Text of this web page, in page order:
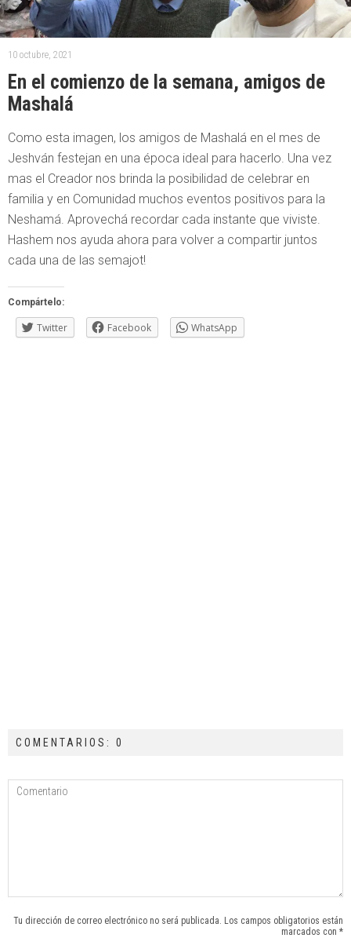
10 octubre, 2021
En el comienzo de la semana, amigos de
Mashalá
Como esta imagen, los amigos de Mashalá en el mes de
Jeshván festejan en una época ideal para hacerlo. Una vez
mas el Creador nos brinda la posibilidad de celebrar en
familia y en Comunidad muchos eventos positivos para la
Neshamá. Aprovechá recordar cada instante que viviste.
Hashem nos ayuda ahora para volver a compartir juntos
cada una de las semajot!
Compártelo:
Twitter Facebook WhatsApp
COMENTARIOS: 0
Tu dirección de correo electrónico no será publicada. Los campos obligatorios están
marcados con *